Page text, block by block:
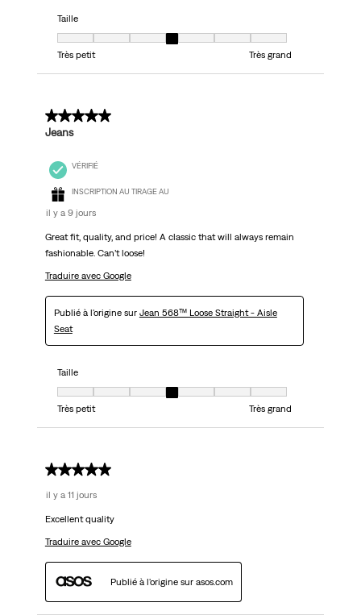
Taille
Taille, 4 sur 7, où 1 est égal à Très petit et 7 est égal à Très grand
Très petit
Très grand
5 sur 5 étoiles.
Jeans
VÉRIFIÉ
INSCRIPTION AU TIRAGE AU
il y a 9 jours
Great fit, quality, and price! A classic that will always remain
fashionable. Can’t loose!
Traduire avec Google
Publié à l'origine sur Jean 568™ Loose Straight - Aisle
Seat
Taille
Taille, 4 sur 7, où 1 est égal à Très petit et 7 est égal à Très grand
Très petit
Très grand
5 sur 5 étoiles.
il y a 11 jours
Excellent quality
Traduire avec Google
Publié à l'origine sur asos.com